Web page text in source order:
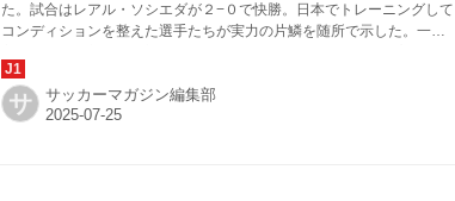
た。試合はレアル・ソシエダが２−０で快勝。日本でトレーニングして
コンディションを整えた選手たちが実力の片鱗を随所で示した。一
らネットを揺らしたが、あと一歩及ばず。２−１でソシエダの勝利に終
わった。
サ サッカーマガジン編集部